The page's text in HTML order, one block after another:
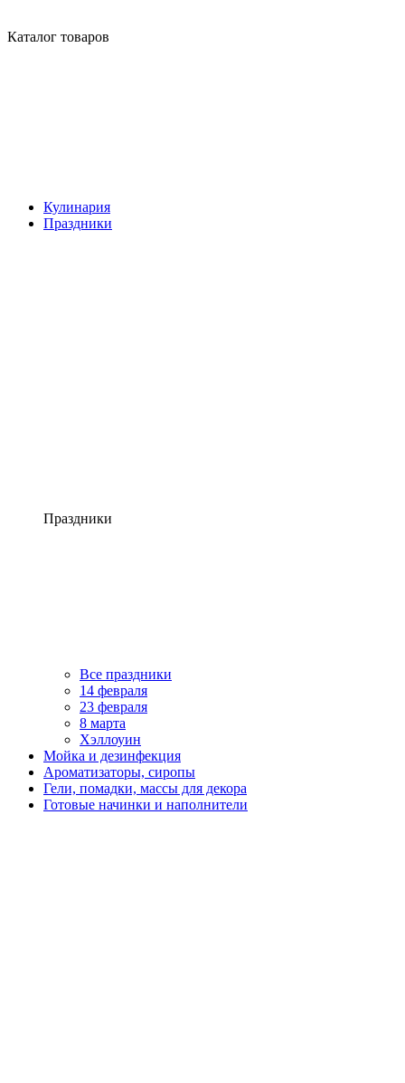
Каталог товаров
Кулинария
Праздники
Праздники
Все праздники
14 февраля
23 февраля
8 марта
Хэллоуин
Мойка и дезинфекция
Ароматизаторы, сиропы
Гели, помадки, массы для декора
Готовые начинки и наполнители